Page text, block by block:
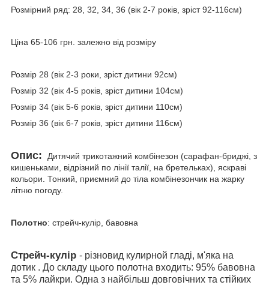
Розмірний ряд: 28, 32, 34, 36 (вік 2-7 років, зріст 92-116см)
Ціна 65-106 грн. залежно від розміру
Розмір 28 (вік 2-3 роки, зріст дитини 92см)
Розмір 32 (вік 4-5 років, зріст дитини 104см)
Розмір 34 (вік 5-6 років, зріст дитини 110см)
Розмір 36 (вік 6-7 років, зріст дитини 116см)
Опис:
Дитячий трикотажний комбінезон (сарафан-бриджі, з
кишеньками, відрізний по лінії талії, на бретельках), яскраві
кольори. Тонкий, приємний до тіла комбінезончик на жарку
літню погоду.
Полотно: стрейч-кулір, бавовна
Стрейч-кулір - різновид кулирной гладі, м'яка на
дотик . До складу цього полотна входить: 95% бавовна
та 5% лайкри. Одна з найбільш довговічних та стійких